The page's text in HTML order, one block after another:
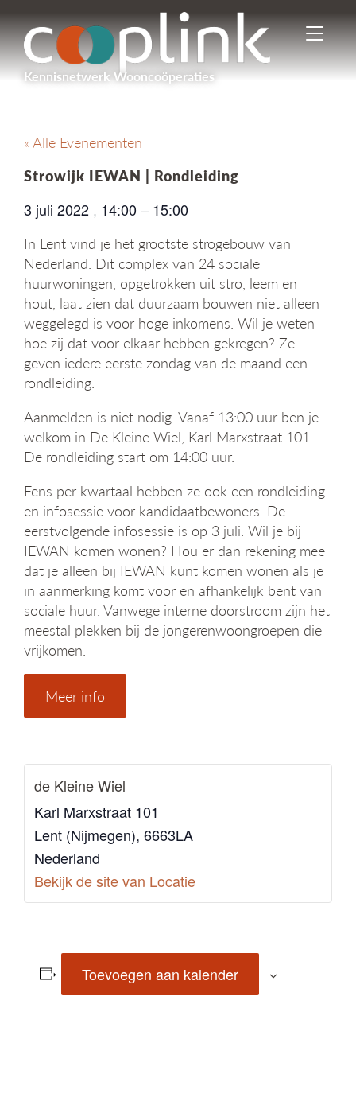
Kennisnetwerk Wooncoöperaties
I
n
-
n
i
« Alle Evenementen
Strowijk IEWAN | Rondleiding
3 juli 2022 , 14:00 – 15:00
In Lent vind je het grootste strogebouw van
Nederland. Dit complex van 24 sociale
huurwoningen, opgetrokken uit stro, leem en
hout, laat zien dat duurzaam bouwen niet alleen
weggelegd is voor hoge inkomens. Wil je weten
hoe zij dat voor elkaar hebben gekregen? Ze
geven iedere eerste zondag van de maand een
rondleiding.
Aanmelden is niet nodig. Vanaf 13:00 uur ben je
welkom in De Kleine Wiel, Karl Marxstraat 101.
De rondleiding start om 14:00 uur.
Eens per kwartaal hebben ze ook een rondleiding
en infosessie voor kandidaatbewoners. De
eerstvolgende infosessie is op 3 juli. Wil je bij
IEWAN komen wonen? Hou er dan rekening mee
dat je alleen bij IEWAN kunt komen wonen als je
in aanmerking komt voor en afhankelijk bent van
sociale huur. Vanwege interne doorstroom zijn het
meestal plekken bij de jongerenwoongroepen die
vrijkomen.
Meer info
de Kleine Wiel
Karl Marxstraat 101
Lent (Nijmegen), 6663LA
Nederland
Bekijk de site van Locatie
Toevoegen aan kalender